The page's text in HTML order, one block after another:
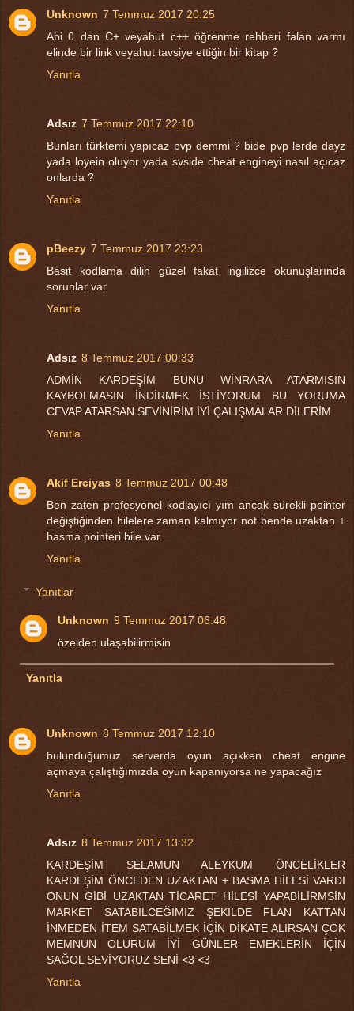
Unknown 7 Temmuz 2017 20:25
Abi 0 dan C+ veyahut c++ öğrenme rehberi falan varmı
elinde bir link veyahut tavsiye ettiğin bir kitap ?
Yanıtla
Adsız 7 Temmuz 2017 22:10
Bunları türktemi yapıcaz pvp demmi ? bide pvp lerde dayz
yada loyein oluyor yada svside cheat engineyi nasıl açıcaz
onlarda ?
Yanıtla
pBeezy 7 Temmuz 2017 23:23
Basit kodlama dilin güzel fakat ingilizce okunuşlarında
sorunlar var
Yanıtla
Adsız 8 Temmuz 2017 00:33
ADMİN KARDEŞİM BUNU WİNRARA ATARMISIN
KAYBOLMASIN İNDİRMEK İSTİYORUM BU YORUMA
CEVAP ATARSAN SEVİNİRİM İYİ ÇALIŞMALAR DİLERİM
Yanıtla
Akif Erciyas 8 Temmuz 2017 00:48
Ben zaten profesyonel kodlayıcı yım ancak sürekli pointer
değiştiğinden hilelere zaman kalmıyor not bende uzaktan +
basma pointeri.bile var.
Yanıtla
Yanıtlar
Unknown 9 Temmuz 2017 06:48
özelden ulaşabilirmisin
Yanıtla
Unknown 8 Temmuz 2017 12:10
bulunduğumuz serverda oyun açıkken cheat engine
açmaya çalıştığımızda oyun kapanıyorsa ne yapacağız
Yanıtla
Adsız 8 Temmuz 2017 13:32
KARDEŞİM SELAMUN ALEYKUM ÖNCELİKLER
KARDEŞİM ÖNCEDEN UZAKTAN + BASMA HİLESİ VARDI
ONUN GİBİ UZAKTAN TİCARET HİLESİ YAPABİLİRMSİN
MARKET SATABİLCEĞİMİZ ŞEKİLDE FLAN KATTAN
İNMEDEN İTEM SATABİLMEK İÇİN DİKATE ALIRSAN ÇOK
MEMNUN OLURUM İYİ GÜNLER EMEKLERİN İÇİN
SAĞOL SEVİYORUZ SENİ <3 <3
Yanıtla